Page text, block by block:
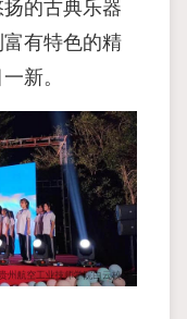
的古典乐器
有特色的精
新。